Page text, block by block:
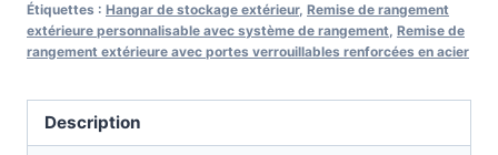
Étiquettes : Hangar de stockage extérieur, Remise de rangement
extérieure personnalisable avec système de rangement, Remise de
rangement extérieure avec portes verrouillables renforcées en acier
Description